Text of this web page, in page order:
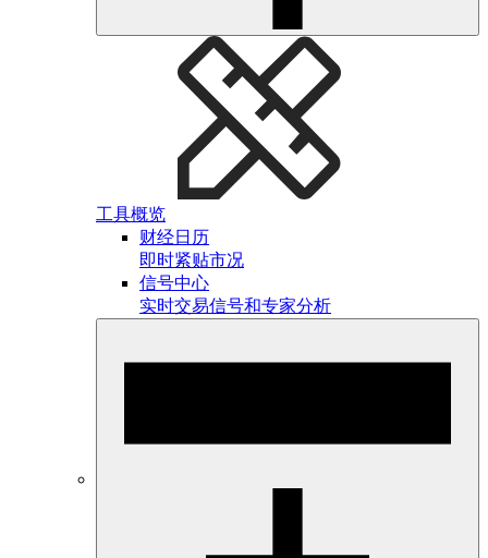
工具概览
财经日历
即时紧贴市况
信号中心
实时交易信号和专家分析